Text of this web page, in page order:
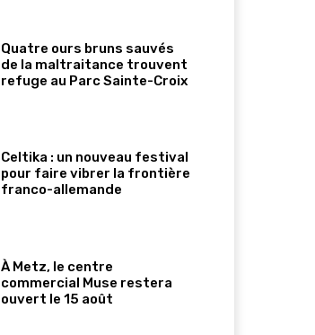
Quatre ours bruns sauvés
de la maltraitance trouvent
refuge au Parc Sainte-Croix
Celtika : un nouveau festival
pour faire vibrer la frontière
franco-allemande
À Metz, le centre
commercial Muse restera
ouvert le 15 août